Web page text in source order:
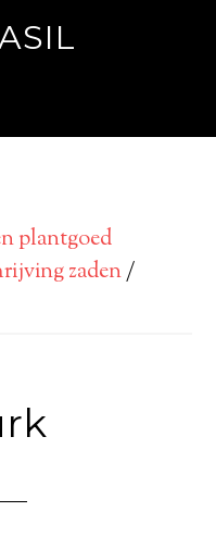
plantgoed
zaden/